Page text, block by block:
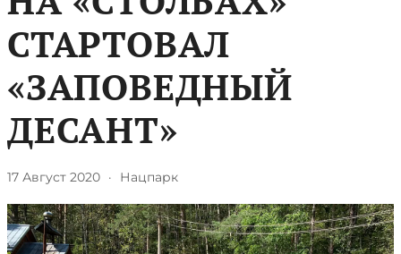
СТАРТОВАЛ
«ЗАПОВЕДНЫЙ
ДЕСАНТ»
17 Август 2020 · Нацпарк